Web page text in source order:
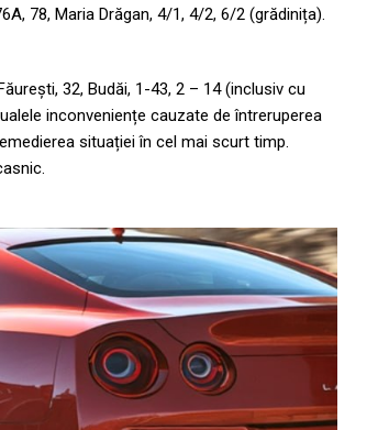
78, Maria Drăgan, 4/1, 4/2, 6/2 (grădinița).
32, Budăi, 1-43, 2 – 14 (inclusiv cu
inconveniențe cauzate de întreruperea
situației în cel mai scurt timp.